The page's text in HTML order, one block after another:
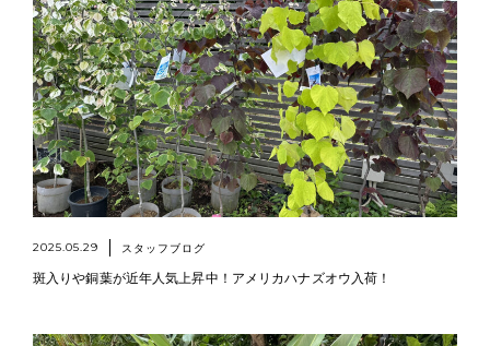
2025.05.29 スタッフブログ
斑入りや銅葉が近年人気上昇中！アメリカハナズオウ入荷！